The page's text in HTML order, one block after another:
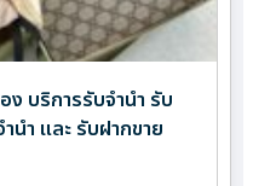
ง บริการรับจำนำ รับ
ำ และ รับฝากขาย